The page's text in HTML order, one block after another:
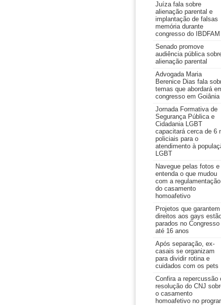
Juíza fala sobre
alienação parental e
implantação de falsas
memória durante
congresso do IBDFAM
Senado promove
audiência pública
alienação parental
Advogada Maria
Berenice Dias fala
temas que abordará
congresso em Goiânia
Jornada Formativa de
Segurança Pública e
Cidadania LGBT
capacitará cerca de 6
policiais para o
atendimento à
LGBT
Navegue pelas fotos e
entenda o que mudou
com a regulamentação
do casamento
homoafetivo
Projetos que garantem
direitos aos gays
parados no Congresso
até 16 anos
Após separação, ex-
casais se organizam
para dividir rotina e
cuidados com os pets
Confira a repercussão
resolução do CNJ
o casamento
homoafetivo no